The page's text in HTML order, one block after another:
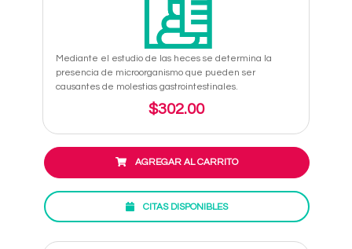
Mediante el estudio de las heces se determina la
presencia de microorganismo que pueden ser
causantes de molestias gastrointestinales.
$302.00
AGREGAR AL CARRITO
CITAS DISPONIBLES